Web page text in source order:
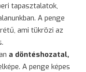
tapasztalatok,
A penge
ami tükrözi az
a döntéshozatal,
A penge képes